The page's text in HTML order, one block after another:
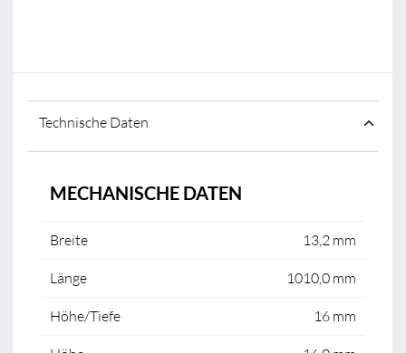
Technische Daten
MECHANISCHE DATEN
Breite 13,2 mm
Länge 1010,0 mm
Höhe/Tiefe 16 mm